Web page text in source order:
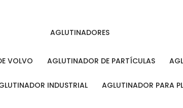
AGLUTINADORES
VOLVO AGLUTINADOR DE PARTÍCULAS
INDUSTRIAL AGLUTINADOR PARA